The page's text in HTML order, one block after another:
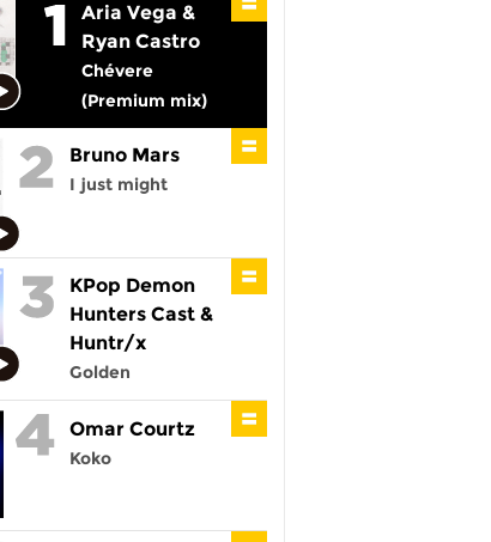
Aria Vega &
Ryan Castro
Chévere
(Premium mix)
Bruno Mars
I just might
KPop Demon
Hunters Cast &
Huntr/x
Golden
Omar Courtz
Koko